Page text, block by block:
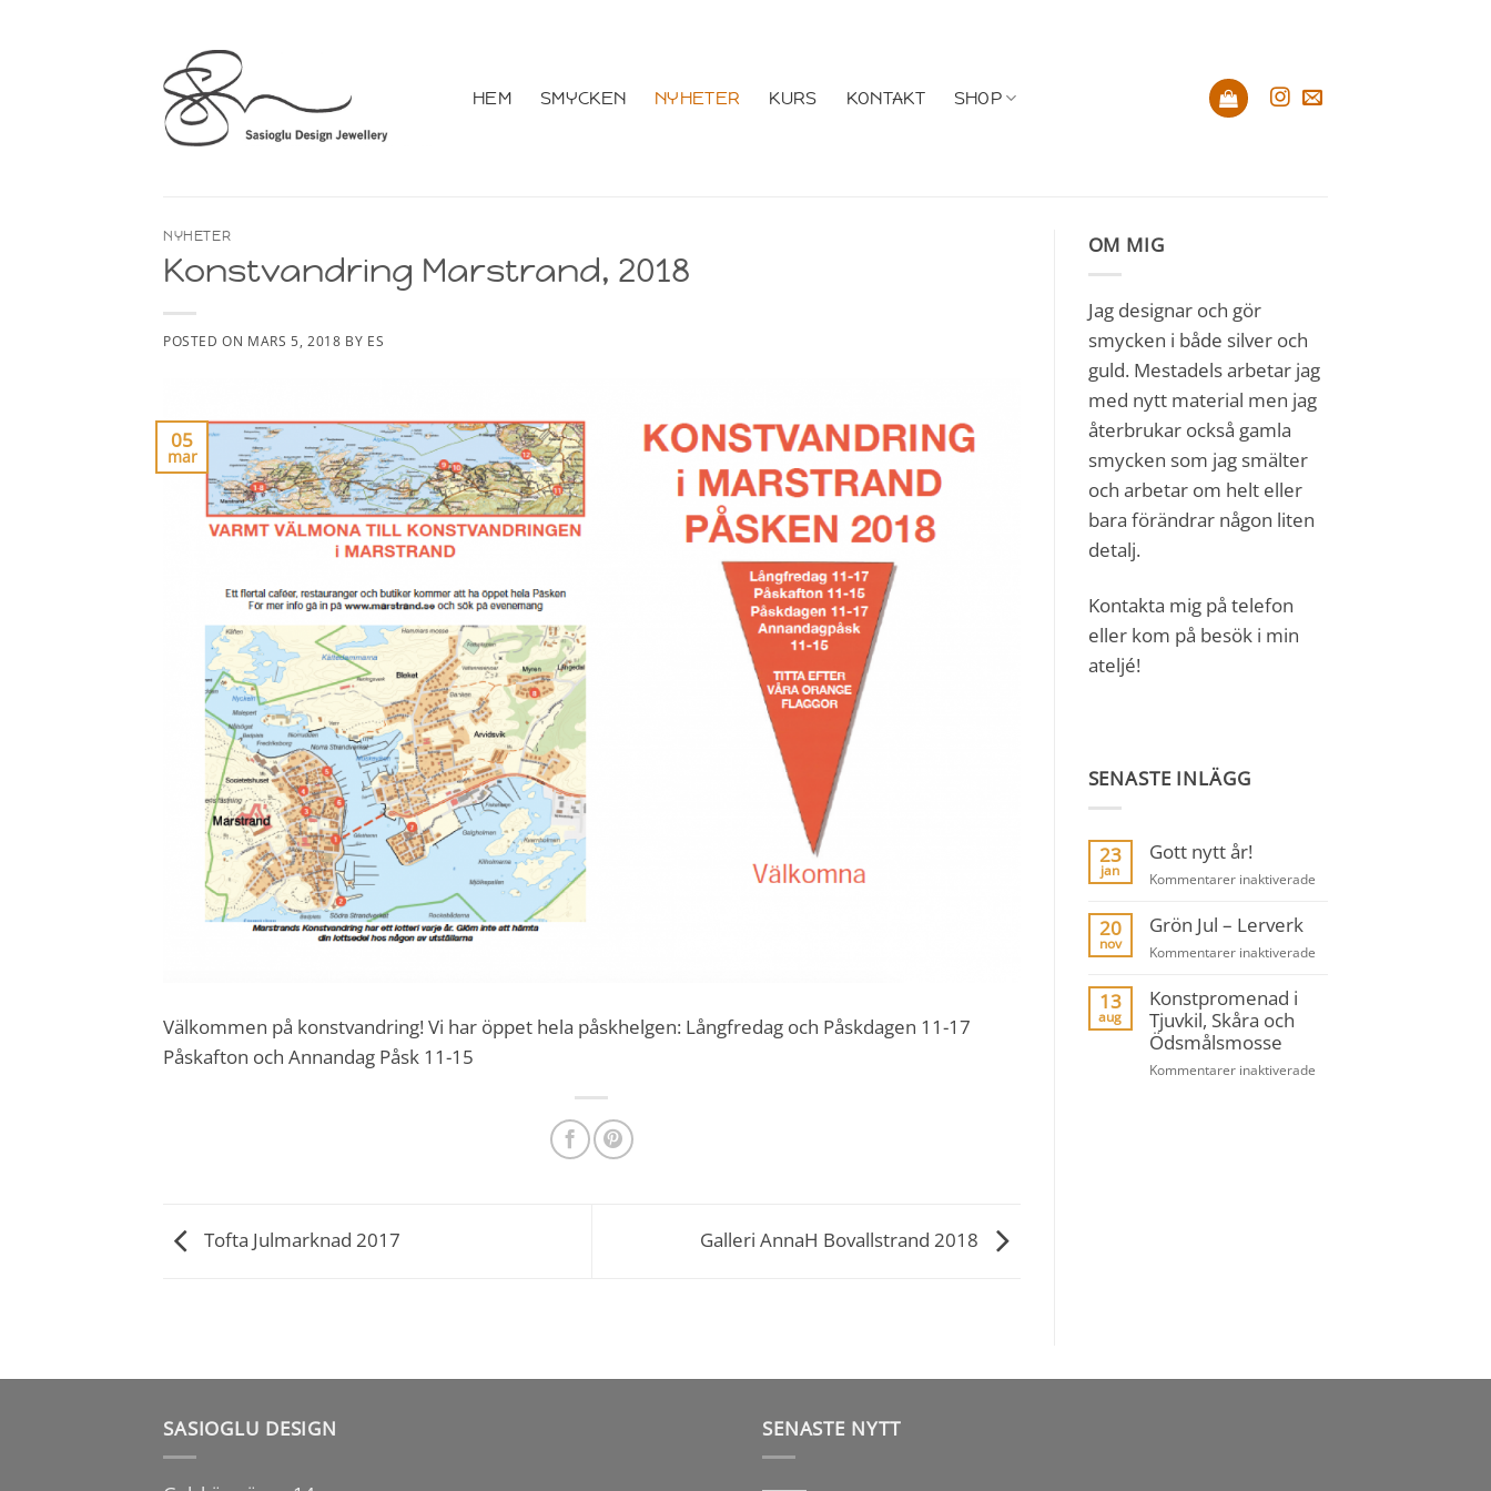
HEM SMYCKEN NYHETER KURS KONTAKT SHOP
NYHETER
Konstvandring Marstrand, 2018
POSTED ON MARS 5, 2018 BY ES
05
mar
Välkommen på konstvandring! Vi har öppet hela påskhelgen: Långfredag och Påskdagen 11-17
Påskafton och Annandag Påsk 11-15
Tofta Julmarknad 2017 Galleri AnnaH Bovallstrand 2018
OM MIG
Jag designar och gör
smycken i både silver och
guld. Mestadels arbetar jag
med nytt material men jag
återbrukar också gamla
smycken som jag smälter
och arbetar om helt eller
bara förändrar någon liten
detalj.
Kontakta mig på telefon
eller kom på besök i min
ateljé!
SENASTE INLÄGG
23
jan
Gott nytt år!
Kommentarer inaktiveradeför
20
nov
Grön Jul – Lerverk
Kommentarer inaktiveradeför
13
aug
Konstpromenad i
Tjuvkil, Skåra och
Ödsmålsmosse
Kommentarer inaktiveradeför
SASIOGLU DESIGN SENASTE NYTT